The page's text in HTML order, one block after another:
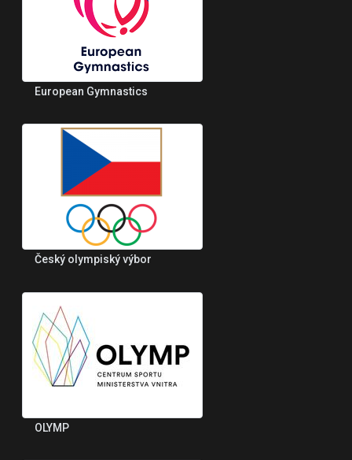
European Gymnastics
Český olympiský výbor
OLYMP